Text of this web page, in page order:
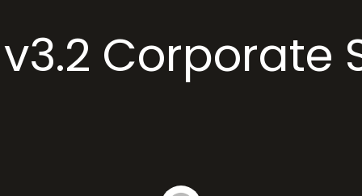
Corporate